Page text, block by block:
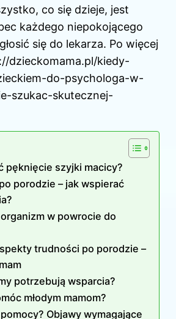
co się dzieje, jest
każdego niepokojącego
się do lekarza. Po więcej
dzieckomama.pl/kiedy-
do-psychologa-w-
szukac-skutecznej-
pęknięcie szyjki macicy?
porodzie – jak wspierać
w powrocie do
trudności po porodzie –
potrzebują wsparcia?
młodym mamom?
Objawy wymagające